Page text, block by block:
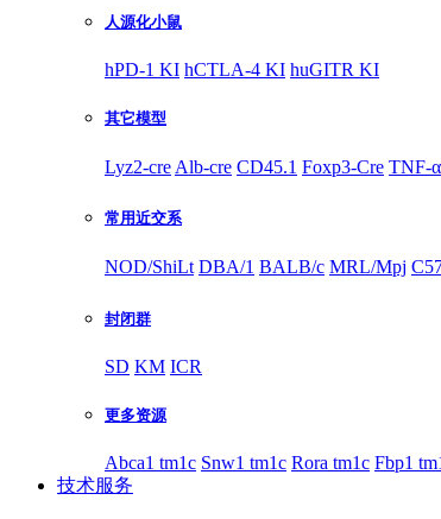
人源化小鼠
hPD-1 KI hCTLA-4 KI huGITR KI
其它模型
Lyz2-cre Alb-cre CD45.1 Foxp3-Cre TNF-
常用近交系
NOD/ShiLt DBA/1 BALB/c MRL/Mpj
封闭群
SD KM ICR
更多资源
Abca1 tm1c Snw1 tm1c Rora tm1c Fbp1
技术服务